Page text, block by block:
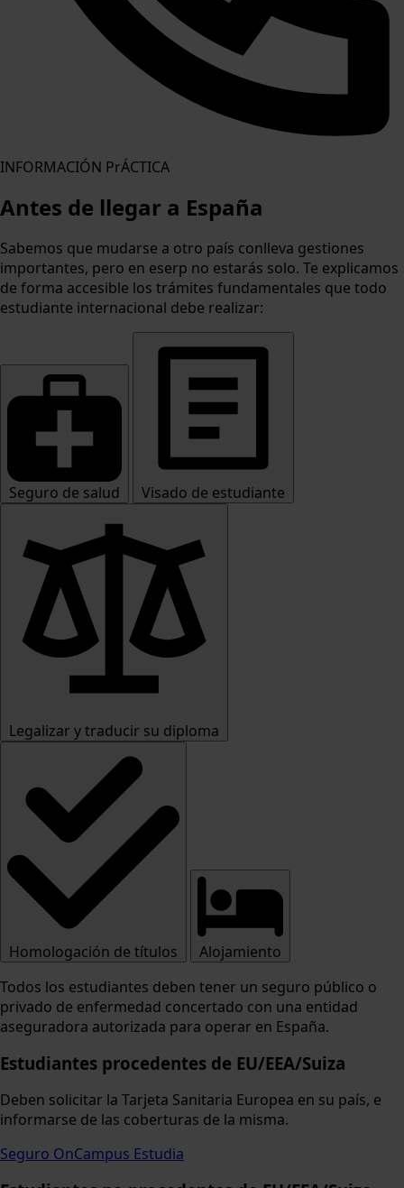
INFORMACIÓN PrÁCTICA
Antes de llegar a España
Sabemos que mudarse a otro país conlleva gestiones
importantes, pero en eserp no estarás solo. Te explicamos
de forma accesible los trámites fundamentales que todo
estudiante internacional debe realizar:
Seguro de salud Visado de estudiante
Legalizar y traducir su diploma
Homologación de títulos
Alojamiento
Todos los estudiantes deben tener un seguro público o
privado de enfermedad concertado con una entidad
aseguradora autorizada para operar en España.
Estudiantes procedentes de EU/EEA/Suiza
Deben solicitar la Tarjeta Sanitaria Europea en su país, e
informarse de las coberturas de la misma.
Seguro OnCampus Estudia